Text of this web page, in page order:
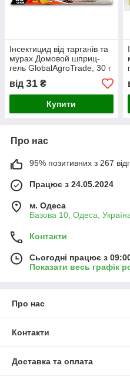
Інсектицид від тарганів та
мурах Домовой шприц-
гель GlobalAgroTrade, 30 г
від 31 ₴
Купити
Про нас
95% позитивних з 267
Працює з 24.05.2024
м. Одеса
Базова 10, Одеса,
Контакти
Сьогодні працює з
Показати весь графік
Про нас
Контакти
Доставка та оплата